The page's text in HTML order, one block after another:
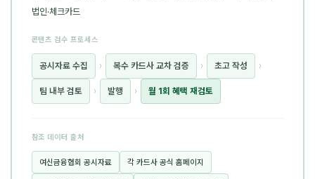
법인·체크카드
콘텐츠 검수 프로세스
공시자료 수집 › 복수 카드사 교차 검증 › 초고 작성 ›
팀 내부 검토 › 발행 › 월 1회 혜택 재검토
참조 데이터 출처
여신금융협회 공시자료 각 카드사 공식 홈페이지